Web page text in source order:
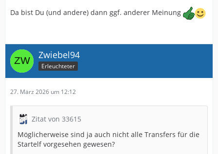
Da bist Du (und andere) dann ggf. anderer Meinung
Zwiebel94
Erleuchteter
27. März 2026 um 12:12
Zitat von 33615
Möglicherweise sind ja auch nicht alle Transfers für die
Startelf vorgesehen gewesen?